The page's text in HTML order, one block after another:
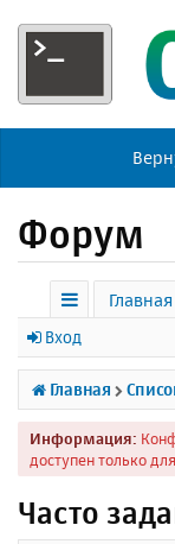
Форум
с
ы
л
к
Главная
Вход
Главная
Информация:
доступен только
Часто